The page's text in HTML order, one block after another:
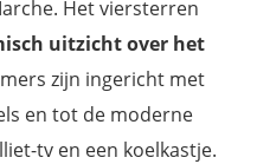
Het viersterren
uitzicht over het
zijn ingericht met
en tot de moderne
tv en een koelkastje.